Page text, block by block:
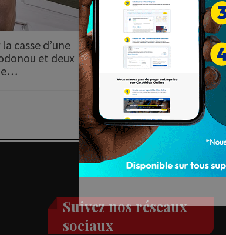
casse d’une
et deux
Membre du parti "Bloc
député à l’Assemblée
d'affaires Désiré
Suivez nos réseaux
sociaux